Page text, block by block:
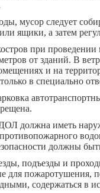
мусор следует
ящики, а затем
при
от зданий. В
и на
в специально
должна иметь
должны
подъезды и
для
содержаться в